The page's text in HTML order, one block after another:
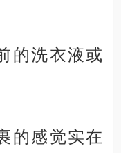
的洗衣液或
的感觉实在